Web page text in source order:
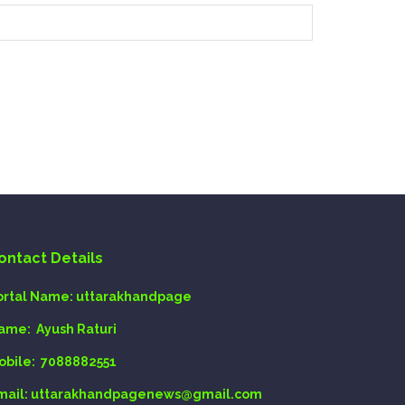
Details
Name: uttarakhandpage
Ayush Raturi
7088882551
: uttarakhandpagenews@gmail.com